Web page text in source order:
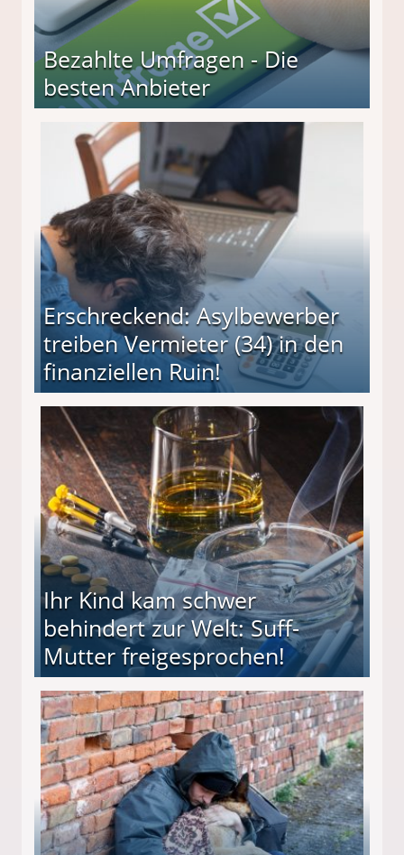
Bezahlte Umfragen - Die
besten Anbieter
Erschreckend: Asylbewerber
treiben Vermieter (34) in den
finanziellen Ruin!
(34) in den finanziellen Ruin!
Ihr Kind kam schwer
behindert zur Welt: Suff-
Mutter freigesprochen!
Mutter freigesprochen!